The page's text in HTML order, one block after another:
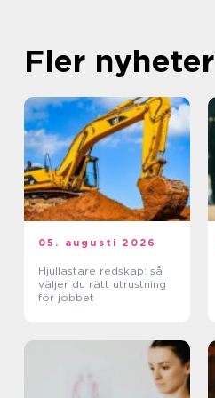
Fler nyheter
05. augusti 2026
Hjullastare redskap: så
väljer du rätt utrustning
för jobbet